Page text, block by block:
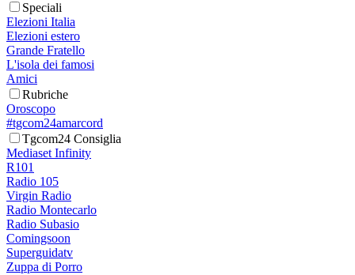
Speciali
Elezioni Italia
Elezioni estero
Grande Fratello
L'isola dei famosi
Amici
Rubriche
Oroscopo
#tgcom24amarcord
Tgcom24 Consiglia
Mediaset Infinity
R101
Radio 105
Virgin Radio
Radio Montecarlo
Radio Subasio
Comingsoon
Superguidatv
Zuppa di Porro